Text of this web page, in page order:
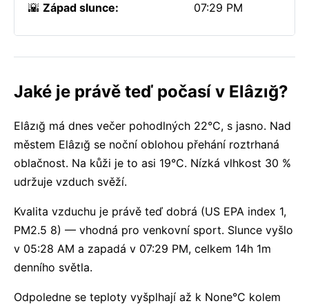
🌇 Západ slunce: 07:29 PM
Jaké je právě teď počasí v Elâzığ?
Elâzığ má dnes večer pohodlných 22°C, s jasno. Nad
městem Elâzığ se noční oblohou přehání roztrhaná
oblačnost. Na kůži je to asi 19°C. Nízká vlhkost 30 %
udržuje vzduch svěží.
Kvalita vzduchu je právě teď dobrá (US EPA index 1,
PM2.5 8) — vhodná pro venkovní sport. Slunce vyšlo
v 05:28 AM a zapadá v 07:29 PM, celkem 14h 1m
denního světla.
Odpoledne se teploty vyšplhají až k None°C kolem